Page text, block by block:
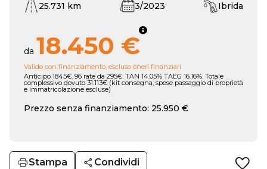
25.731 km 3/2023 Ibrida
da 18.450 €
Valido con finanziamento, escluso oneri finanziari
Anticipo 1845€. 96 rate da 295€. TAN 14.05% TAEG 16.16%. Totale
complessivo dovuto 31.113€ (kit consegna, spese passaggio di proprietà
e immatricolazione escluse)
Prezzo senza finanziamento: 25.950 €
Stampa Condividi